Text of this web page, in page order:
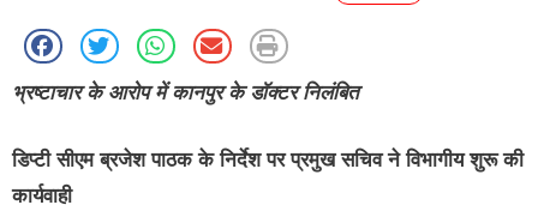
भ्रष्टाचार के आरोप में कानपुर के डॉक्टर निलंबित
डिप्टी सीएम ब्रजेश पाठक के निर्देश पर प्रमुख सचिव ने विभागीय शुरू की
कार्यवाही